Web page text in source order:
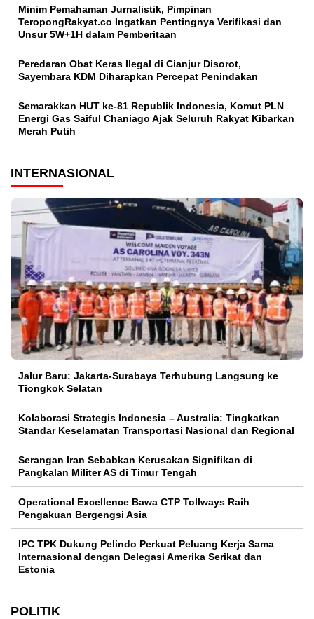
Minim Pemahaman Jurnalistik, Pimpinan
TeropongRakyat.co Ingatkan Pentingnya Verifikasi dan
Unsur 5W+1H dalam Pemberitaan
Peredaran Obat Keras Ilegal di Cianjur Disorot,
Sayembara KDM Diharapkan Percepat Penindakan
Semarakkan HUT ke-81 Republik Indonesia, Komut PLN
Energi Gas Saiful Chaniago Ajak Seluruh Rakyat Kibarkan
Merah Putih
INTERNASIONAL
Jalur Baru: Jakarta-Surabaya Terhubung Langsung ke
Tiongkok Selatan
Kolaborasi Strategis Indonesia – Australia: Tingkatkan
Standar Keselamatan Transportasi Nasional dan Regional
Serangan Iran Sebabkan Kerusakan Signifikan di
Pangkalan Militer AS di Timur Tengah
Operational Excellence Bawa CTP Tollways Raih
Pengakuan Bergengsi Asia
IPC TPK Dukung Pelindo Perkuat Peluang Kerja Sama
Internasional dengan Delegasi Amerika Serikat dan
Estonia
POLITIK